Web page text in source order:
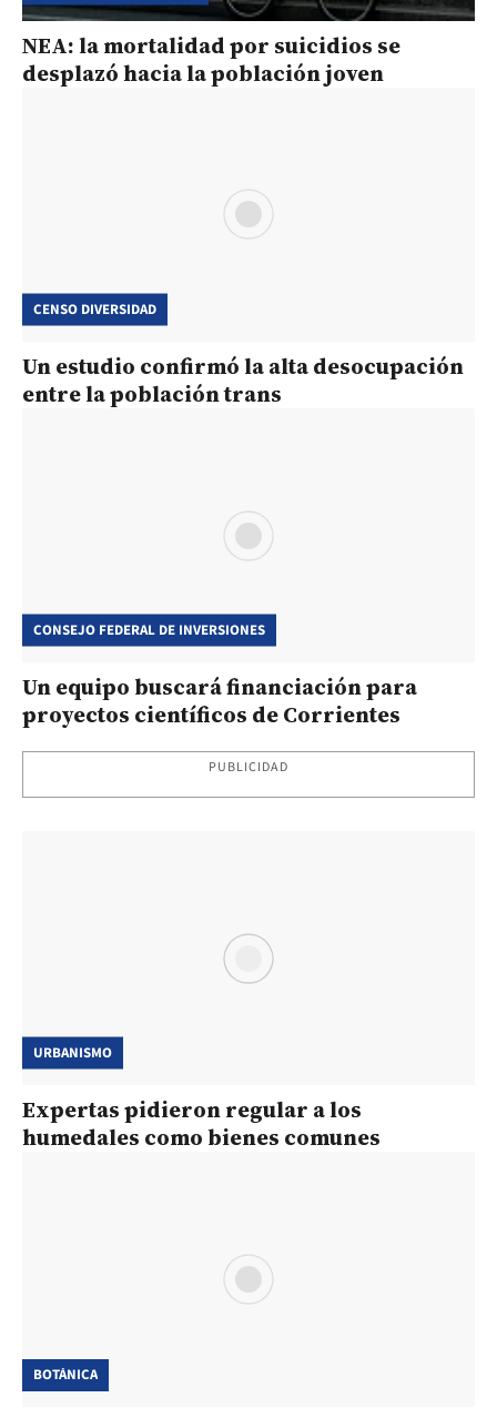
NEA: la mortalidad por suicidios se
desplazó hacia la población joven
CENSO DIVERSIDAD
Un estudio confirmó la alta desocupación
entre la población trans
CONSEJO FEDERAL DE INVERSIONES
Un equipo buscará financiación para
proyectos científicos de Corrientes
PUBLICIDAD
URBANISMO
Expertas pidieron regular a los
humedales como bienes comunes
BOTÁNICA